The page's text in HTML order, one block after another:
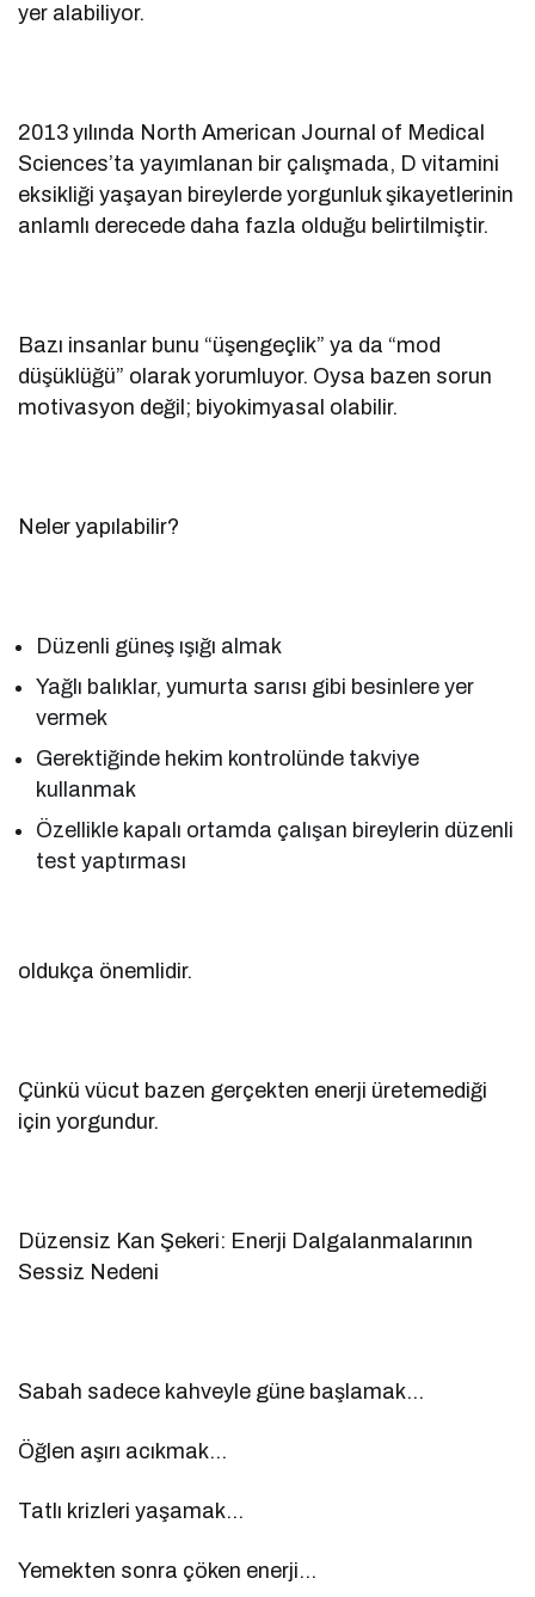
yer alabiliyor.
2013 yılında North American Journal of Medical
Sciences’ta yayımlanan bir çalışmada, D vitamini
eksikliği yaşayan bireylerde yorgunluk şikayetlerinin
anlamlı derecede daha fazla olduğu belirtilmiştir.
Bazı insanlar bunu “üşengeçlik” ya da “mod
düşüklüğü” olarak yorumluyor. Oysa bazen sorun
motivasyon değil; biyokimyasal olabilir.
Neler yapılabilir?
Düzenli güneş ışığı almak
Yağlı balıklar, yumurta sarısı gibi besinlere yer
vermek
Gerektiğinde hekim kontrolünde takviye
kullanmak
Özellikle kapalı ortamda çalışan bireylerin düzenli
test yaptırması
oldukça önemlidir.
Çünkü vücut bazen gerçekten enerji üretemediği
için yorgundur.
Düzensiz Kan Şekeri: Enerji Dalgalanmalarının
Sessiz Nedeni
Sabah sadece kahveyle güne başlamak…
Öğlen aşırı acıkmak…
Tatlı krizleri yaşamak…
Yemekten sonra çöken enerji…